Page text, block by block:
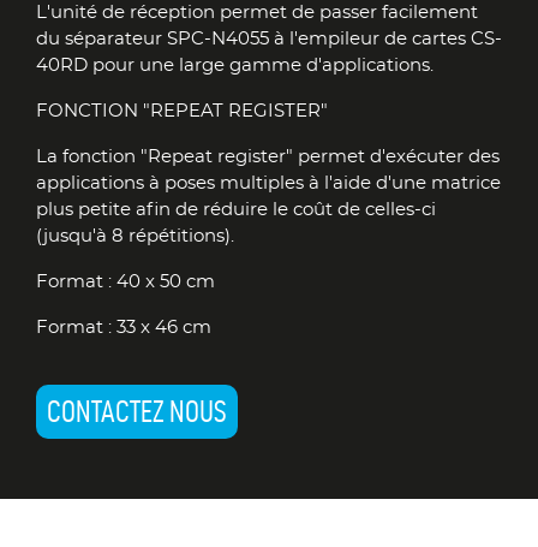
L'unité de réception permet de passer facilement
du séparateur SPC-N4055 à l'empileur de cartes CS-
40RD pour une large gamme d'applications.
FONCTION "REPEAT REGISTER"
La fonction "Repeat register" permet d'exécuter des
applications à poses multiples à l'aide d'une matrice
plus petite afin de réduire le coût de celles-ci
(jusqu'à 8 répétitions).
Format : 40 x 50 cm
Format : 33 x 46 cm
CONTACTEZ NOUS